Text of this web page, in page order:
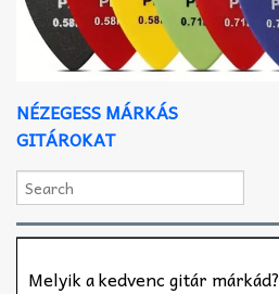
NÉZEGESS MÁRKÁS
GITÁROKAT
Melyik a kedvenc gitár márkád?